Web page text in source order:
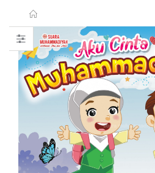
66 Jalan Menuju
Cinta Ilahi
Menemukan
Tuhan dalam
Luka, Cinta, dan
Kehidupan
Sehari-hari
Rp. 0